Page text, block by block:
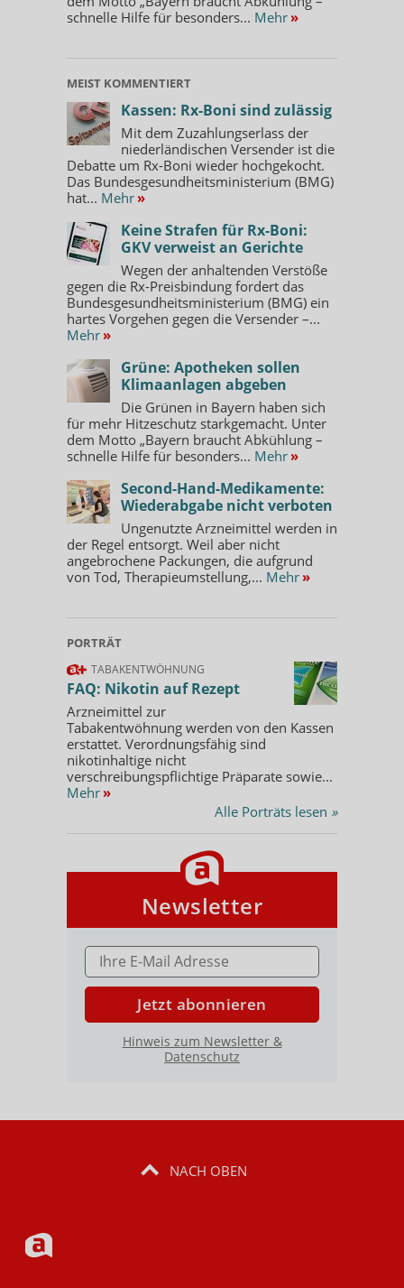
schnelle Hilfe für besonders... Mehr »
MEIST KOMMENTIERT
Kassen: Rx-Boni sind zulässig
Mit dem Zuzahlungserlass der
niederländischen Versender ist die
Debatte um Rx-Boni wieder hochgekocht.
Das Bundesgesundheitsministerium (BMG)
hat... Mehr »
Keine Strafen für Rx-Boni:
GKV verweist an Gerichte
Wegen der anhaltenden Verstöße
gegen die Rx-Preisbindung fordert das
Bundesgesundheitsministerium (BMG) ein
hartes Vorgehen gegen die Versender –...
Mehr »
Grüne: Apotheken sollen
Klimaanlagen abgeben
Die Grünen in Bayern haben sich
für mehr Hitzeschutz starkgemacht. Unter
dem Motto „Bayern braucht Abkühlung –
schnelle Hilfe für besonders... Mehr »
Second-Hand-Medikamente:
Wiederabgabe nicht verboten
Ungenutzte Arzneimittel werden in
der Regel entsorgt. Weil aber nicht
angebrochene Packungen, die aufgrund
von Tod, Therapieumstellung,... Mehr »
PORTRÄT
TABAKENTWÖHNUNG
FAQ: Nikotin auf Rezept
Arzneimittel zur
Tabakentwöhnung werden von den Kassen
erstattet. Verordnungsfähig sind
nikotinhaltige nicht
verschreibungspflichtige Präparate sowie...
Mehr »
Alle Porträts lesen »
Newsletter
E-MAIL ADRESSE
Jetzt abonnieren
Hinweis zum Newsletter &
Datenschutz
NACH OBEN